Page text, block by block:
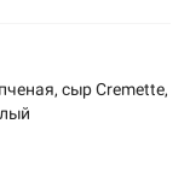
сыр Cremette,